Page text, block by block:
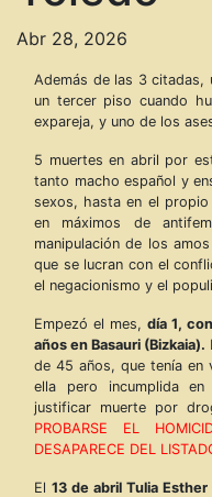
Abr 28, 2026
Además de las 3 citadas,
un tercer piso cuando
expareja, y uno de los
5 muertes en abril por
tanto macho español y
sexos, hasta en el
en máximos de
manipulación de los
que se lucran con el
el negacionismo y el
Empezó el mes,día 1,
años en Basauri (Bizkaia).
de 45 años, que tenía en
ella pero incumplida
justificar muerte por
PROBARSE EL
DESAPARECE DEL
El 13 de abril Tulia